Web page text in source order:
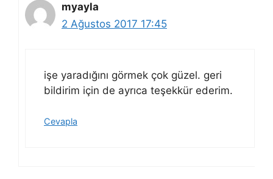
myayla
2 Ağustos 2017 17:45
işe yaradığını görmek çok güzel. geri
bildirim için de ayrıca teşekkür ederim.
Cevapla